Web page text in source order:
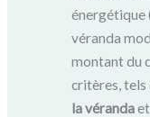
énergétique
véranda
montant du
critères, tels
la vérandaet